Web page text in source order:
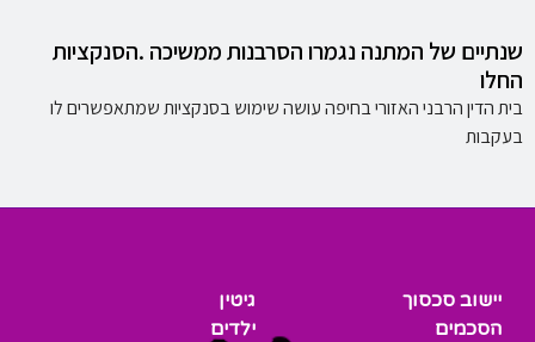
שנתיים של המתנה נגמרו הסרבנות ממשיכה .הסנקציות
החלו
בית הדין הרבני האזורי בחיפה עושה שימוש בסנקציות שמתאפשרים לו
בעקבות
יישוב סכסוך
הסכמים
גיטין
ילדים